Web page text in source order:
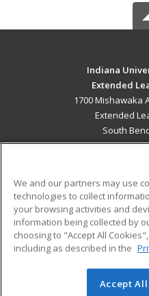
Indiana
Extended
1700 Mishawaka
Extended
South
Military
Financial Assistance
Help
© 2026 ed2go, a division
We and our partners may use
technologies to collect
your browsing activities and
information being collected by
choosing to "Accept All
including as described in the
Accept